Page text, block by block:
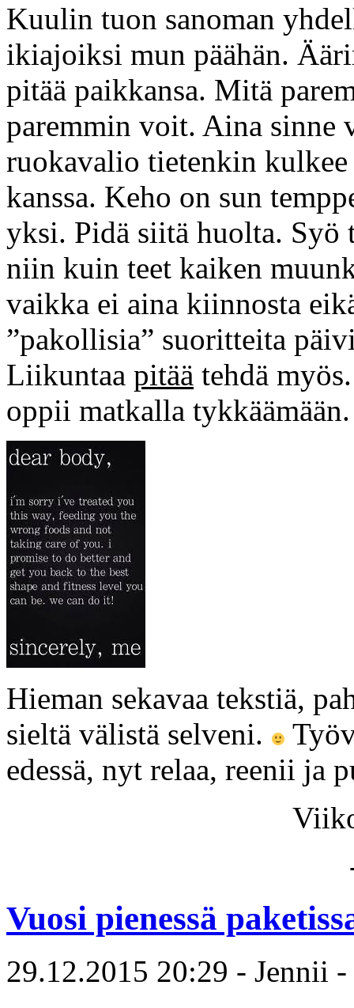
Kuulin tuon sanoman
ikiajoiksi mun päähän.
pitää paikkansa. Mitä
paremmin voit. Aina sinne
ruokavalio tietenkin
kanssa. Keho on sun
yksi. Pidä siitä huolta. Syö
niin kuin teet kaiken
vaikka ei aina kiinnosta
”pakollisia” suoritteita
Liikuntaa pitää tehdä
oppii matkalla
Hieman sekavaa tekstiä,
sieltä välistä selveni.
edessä, nyt relaa, reenii ja
Vuosi pienessä
29.12.2015 20:29 - Jennii -